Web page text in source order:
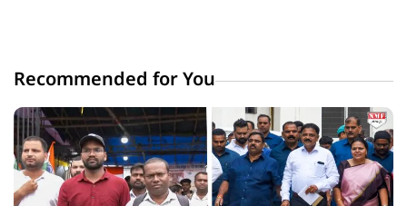
Recommended for You